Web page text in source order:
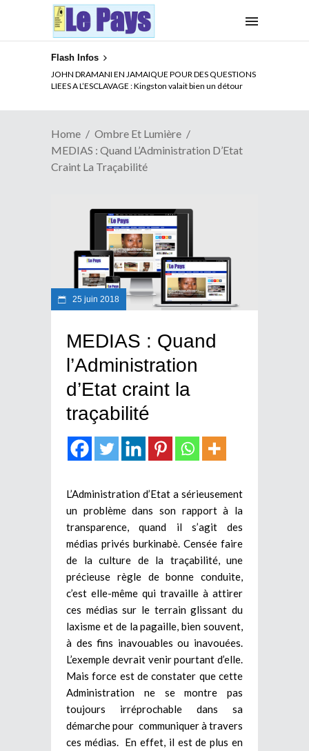
Flash Infos
JOHN DRAMANI EN JAMAIQUE POUR DES QUESTIONS
LIEES A L’ESCLAVAGE : Kingston valait bien un détour
ELECTION DE TALON A LA TETE DU SENAT BENINOIS :
Quand Patrice quitte le pouvoir sans partir !
Home
Ombre Et Lumière
MEDIAS : Quand L’Administration D’Etat
Craint La Traçabilité
25 juin 2018
MEDIAS : Quand
l’Administration
d’Etat craint la
traçabilité
L’Administration d’Etat a sérieusement
un problème dans son rapport à la
transparence, quand il s’agit des
médias privés burkinabè. Censée faire
de la culture de la traçabilité, une
précieuse règle de bonne conduite,
c’est elle-même qui travaille à attirer
ces médias sur le terrain glissant du
laxisme et de la pagaille, bien souvent,
à des fins inavouables ou inavouées.
L’exemple devrait venir pourtant d’elle.
Mais force est de constater que cette
Administration ne se montre pas
toujours irréprochable dans sa
démarche pour communiquer à travers
ces médias. En effet, il est de plus en